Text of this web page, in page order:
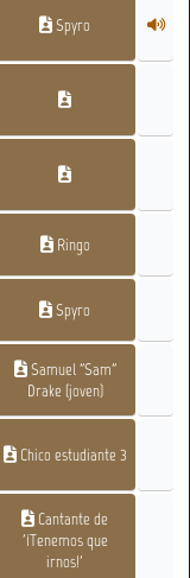
Spyro
Ringo
Spyro
Samuel "Sam"
Drake (joven)
Chico estudiante 3
Cantante de
'¡Tenemos que
irnos!'